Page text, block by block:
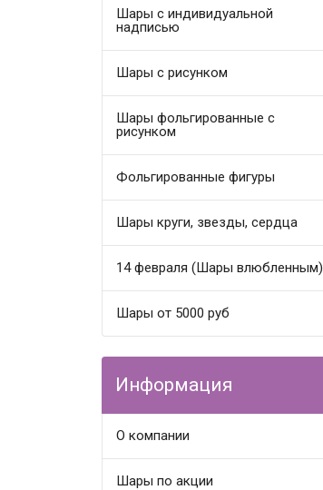
Шары с индивидуальной
надписью
Шары с рисунком
Шары фольгированные с
рисунком
Фольгированные фигуры
Шары круги, звезды, сердца
14 февраля (Шары влюбленным)
Шары от 5000 руб
Информация
О компании
Шары по акции